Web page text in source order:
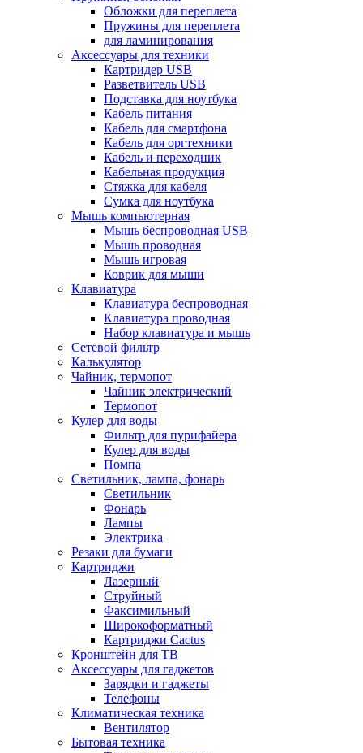
Обложки для переплета
Пружины для переплета
для ламинирования
Аксессуары для техники
Картридер USB
Разветвитель USB
Подставка для ноутбука
Кабель питания
Кабель для смартфона
Кабель для оргтехники
Кабель и переходник
Кабельная продукция
Стяжка для кабеля
Сумка для ноутбука
Мышь компьютерная
Мышь беспроводная USB
Мышь проводная
Мышь игровая
Коврик для мыши
Клавиатура
Клавиатура беспроводная
Клавиатура проводная
Набор клавиатура и мышь
Сетевой фильтр
Калькулятор
Чайник, термопот
Чайник электрический
Термопот
Кулер для воды
Фильтр для пурифайера
Кулер для воды
Помпа
Светильник, лампа, фонарь
Светильник
Фонарь
Лампы
Электрика
Резаки для бумаги
Картриджи
Лазерный
Струйный
Факсимильный
Широкоформатный
Картриджи Cactus
Кронштейн для ТВ
Аксессуары для гаджетов
Зарядки и гаджеты
Телефоны
Климатическая техника
Вентилятор
Бытовая техника